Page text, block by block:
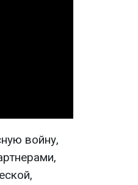
войну,